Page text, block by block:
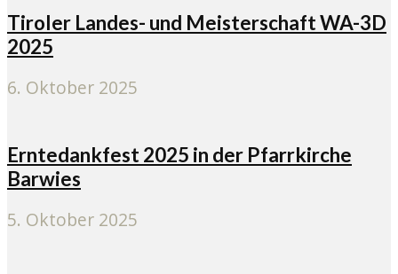
Tiroler Landes- und Meisterschaft WA-3D
2025
6. Oktober 2025
Erntedankfest 2025 in der Pfarrkirche
Barwies
5. Oktober 2025